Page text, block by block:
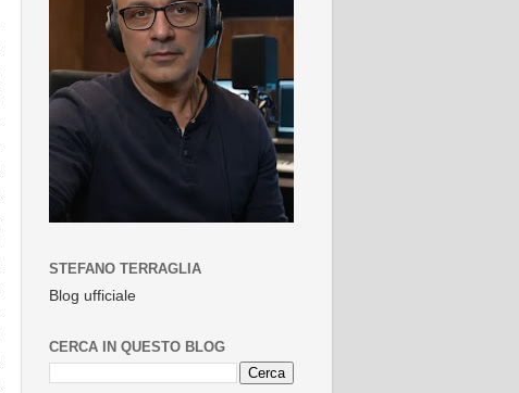
STEFANO TERRAGLIA
Blog ufficiale
CERCA IN QUESTO BLOG